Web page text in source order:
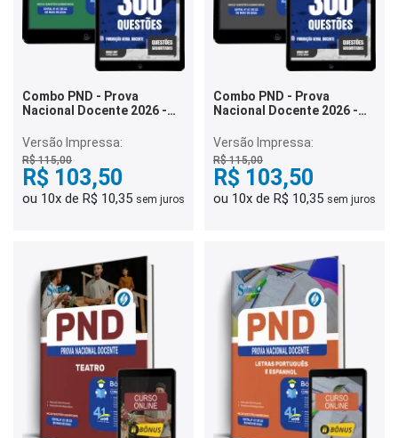
Combo PND - Prova
Nacional Docente 2026 -
Versão Impressa:
R$ 115,00
R$ 103,50
ou 10x de R$ 10,35 sem juros
Combo PND - Prova
Nacional Docente 2026 -
Versão Impressa:
R$ 115,00
R$ 103,50
ou 10x de R$ 10,35 sem juros